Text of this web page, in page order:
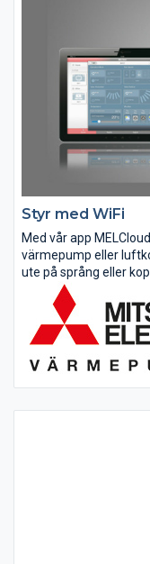
Styr med WiFi
Med vår app
värmepump eller
ute på språng eller
anläggningen
maskinen när din...